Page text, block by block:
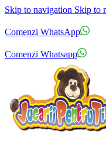
Skip to navigation Skip to
Comenzi WhatsApp
Comenzi Whatsapp